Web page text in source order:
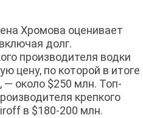
Хромова оценивает
долг.
производителя водки
цену, по которой в итоге
— около $250 млн. Топ-
крепкого
в $180-200 млн.